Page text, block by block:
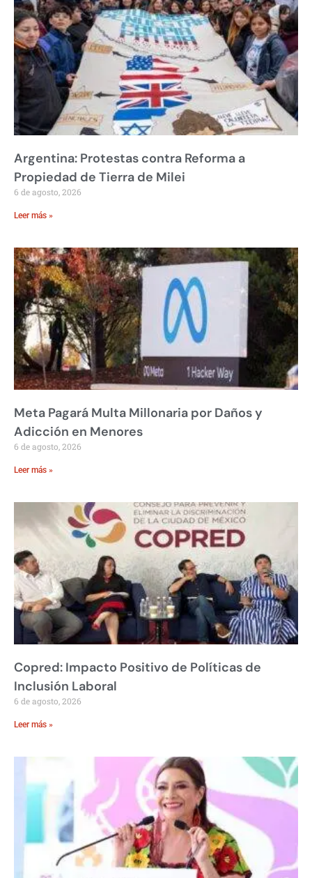
Argentina: Protestas contra Reforma a
Propiedad de Tierra de Milei
6 de agosto, 2026
Leer más »
Meta Pagará Multa Millonaria por Daños y
Adicción en Menores
6 de agosto, 2026
Leer más »
Copred: Impacto Positivo de Políticas de
Inclusión Laboral
6 de agosto, 2026
Leer más »